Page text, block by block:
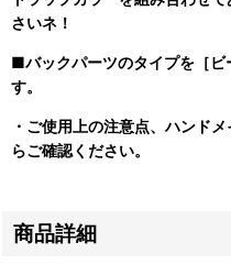
さいネ！
■バックパーツのタイプを［ビ
す。
・ご使用上の注意点、ハンド
らご確認ください。
商品詳細